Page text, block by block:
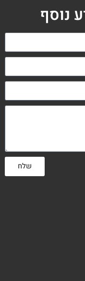
נוסף
שלח